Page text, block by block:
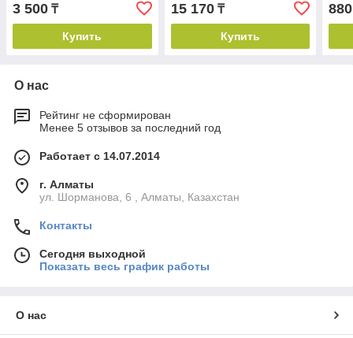
3 500 ₸
Купить
15 170₸
Купить
880
О нас
Рейтинг не сформирован
Менее 5 отзывов за последний год
Работает с 14.07.2014
г. Алматы
ул. Шорманова, 6 , Алматы, Казахстан
Контакты
Сегодня выходной
Показать весь график работы
О нас